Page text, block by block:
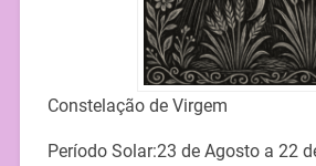
Constelação de Virgem
Período Solar:23 de Agosto a 22